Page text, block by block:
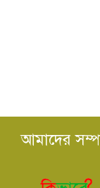
আমাদের